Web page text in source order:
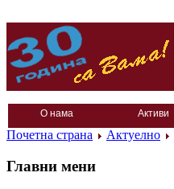
О нама Активи
Почетна страна Актуелно
Главни мени